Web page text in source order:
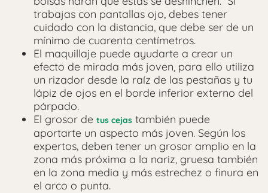
trabajas con pantallas ojo, debes tener
cuidado con la distancia, que debe ser de un
mínimo de cuarenta centímetros.
El maquillaje puede ayudarte a crear un
efecto de mirada más joven, para ello utiliza
un rizador desde la raíz de las pestañas y tu
lápiz de ojos en el borde inferior externo del
párpado.
El grosor de tus cejas también puede
aportarte un aspecto más joven. Según los
expertos, deben tener un grosor amplio en la
zona más próxima a la nariz, gruesa también
en la zona media y más estrechez o finura en
el arco o punta.